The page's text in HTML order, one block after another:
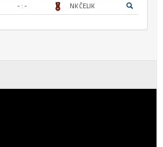
- : - NK ČELIK